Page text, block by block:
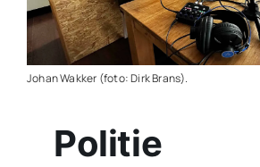
Werken bij Streekomroep ‘De
Contact
Johan Wakker (foto: Dirk Brans).
Politie